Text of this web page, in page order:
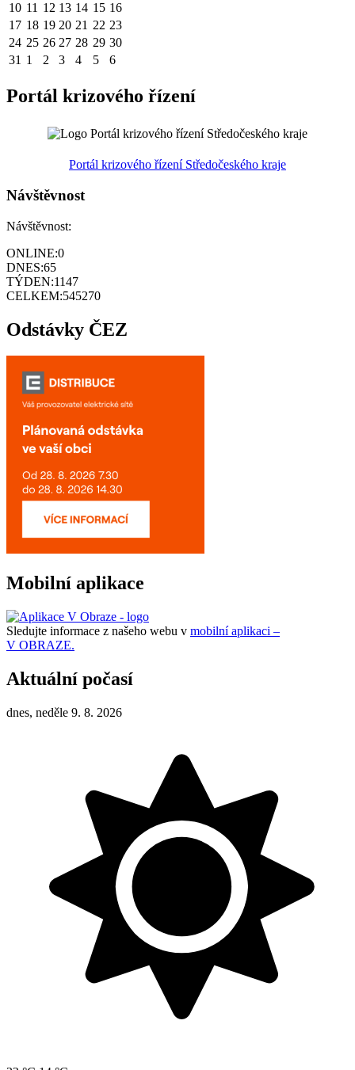
10 11 12 13 14 15 16
17 18 19 20 21 22 23
24 25 26 27 28 29 30
31 1 2 3 4 5 6
Portál krizového řízení
Portál krizového řízení Středočeského kraje
Návštěvnost
Návštěvnost:
ONLINE:0
DNES:65
TÝDEN:1147
CELKEM:545270
Odstávky ČEZ
Mobilní aplikace
Sledujte informace z našeho webu v mobilní aplikaci –
V OBRAZE.
Aktuální počasí
dnes, neděle 9. 8. 2026